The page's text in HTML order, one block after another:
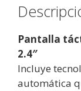
Pantalla
2.4″
Incluye
automática